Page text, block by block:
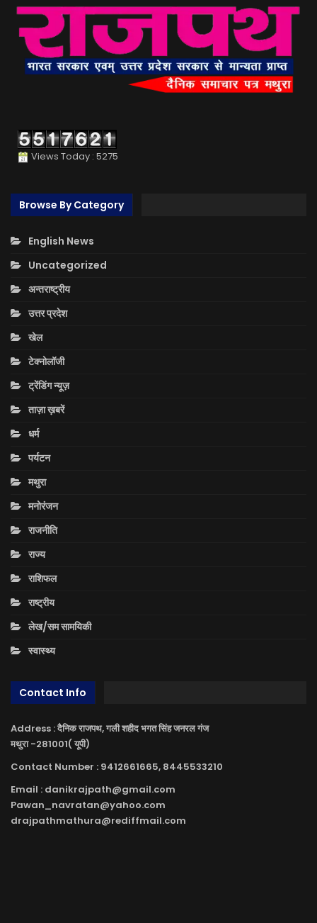
Views Today : 5275
Browse By Category
English News
Uncategorized
अन्तराष्ट्रीय
उत्तर प्रदेश
खेल
टेक्नोलॉजी
ट्रेंडिंग न्यूज़
ताज़ा ख़बरें
धर्म
पर्यटन
मथुरा
मनोरंजन
राजनीति
राज्य
राशिफल
राष्ट्रीय
लेख/सम सामयिकी
स्वास्थ्य
Contact Info
Address : दैनिक राजपथ, गली शहीद भगत सिंह जनरल गंज
मथुरा -281001( यूपी)
Contact Number : 9412661665, 8445533210
Email : danikrajpath@gmail.com
Pawan_navratan@yahoo.com
drajpathmathura@rediffmail.com